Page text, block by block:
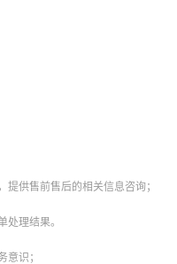
供售前售后的相关信息咨询；
处理结果。
意识；